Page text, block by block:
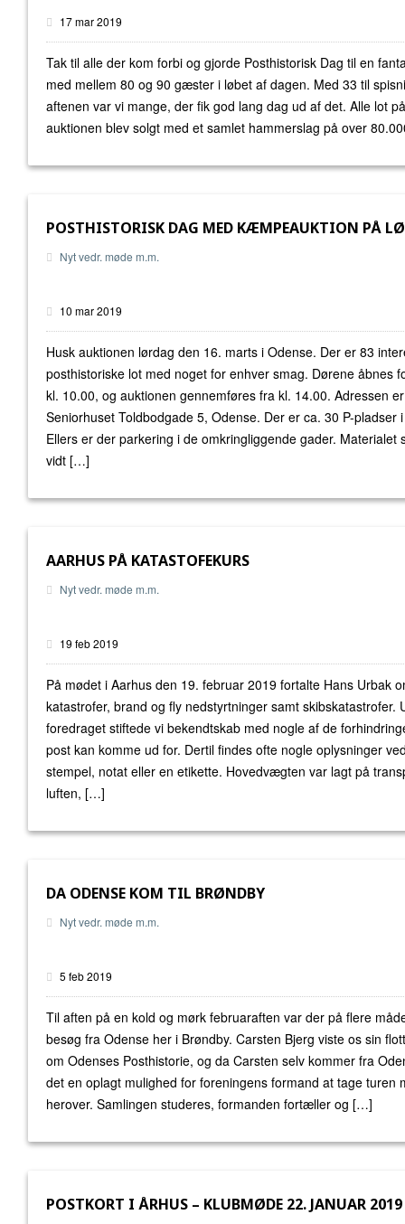
17 mar 2019
Tak til alle der kom forbi og gjorde Posthistorisk Dag til en
med mellem 80 og 90 gæster i løbet af dagen. Med 33 til
aftenen var vi mange, der fik god lang dag ud af det. Alle lot på
auktionen blev solgt med et samlet hammerslag på over
POSTHISTORISK DAG MED KÆMPEAUKTION PÅ
Nyt vedr. møde m.m.
10 mar 2019
Husk auktionen lørdag den 16. marts i Odense. Der er 83
posthistoriske lot med noget for enhver smag. Dørene åbnes
kl. 10.00, og auktionen gennemføres fra kl. 14.00. Adressen
Seniorhuset Toldbodgade 5, Odense. Der er ca. 30 P-pladser
Ellers er der parkering i de omkringliggende gader. Materialet
vidt […]
AARHUS PÅ KATASTOFEKURS
Nyt vedr. møde m.m.
19 feb 2019
På mødet i Aarhus den 19. februar 2019 fortalte Hans Urbak
katastrofer, brand og fly nedstyrtninger samt skibskatastrofer.
foredraget stiftede vi bekendtskab med nogle af de
post kan komme ud for. Dertil findes ofte nogle oplysninger
stempel, notat eller en etikette. Hovedvægten var lagt på
luften, […]
DA ODENSE KOM TIL BRØNDBY
Nyt vedr. møde m.m.
5 feb 2019
Til aften på en kold og mørk februaraften var der på flere
besøg fra Odense her i Brøndby. Carsten Bjerg viste os sin
om Odenses Posthistorie, og da Carsten selv kommer fra
det en oplagt mulighed for foreningens formand at tage turen
herover. Samlingen studeres, formanden fortæller og […]
POSTKORT I ÅRHUS – KLUBMØDE 22. JANUAR 2019